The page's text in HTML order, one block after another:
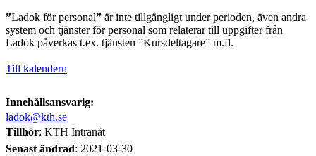
”Ladok för personal” är inte tillgängligt under perioden, även andra
system och tjänster för personal som relaterar till uppgifter från
Ladok påverkas t.ex. tjänsten ”Kursdeltagare” m.fl.
Till kalendern
Innehållsansvarig:
ladok@kth.se
Tillhör: KTH Intranät
Senast ändrad: 2021-03-30